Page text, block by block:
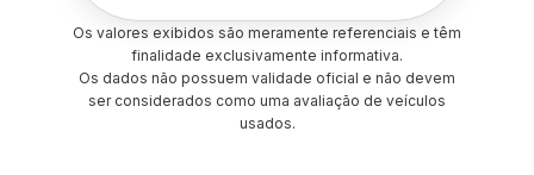
Os valores exibidos são meramente referenciais e têm
finalidade exclusivamente informativa.
Os dados não possuem validade oficial e não devem
ser considerados como uma avaliação de veículos
usados.